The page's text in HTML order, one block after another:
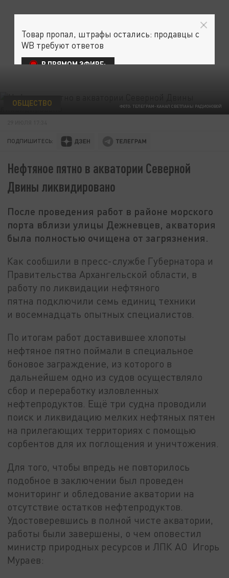
ФОТО: ТЕЛЕГРАМ-КАНАЛ СВЕТЛАНЫ РАДИОНОВОЙ
ОБЩЕСТВО
ПОДПИШИТЕСЬ:
Нефтяное пятно в акватории Северной
Двины ликвидировано
После проведения работ в районе морского
порта вблизи улицы Дежневцев, акватория
была полностью очищена от загрязнения.
Как сообшили в пресс-службе Губернатора и
Правительства Архангельской области, в
работу по ликвидации нефтяного
пятна подключили семь единиц техники
и восемнадцать опытных специалистов.
По итогам работ доставившее хлопоты
нефтяное пятно поймали в специальное
боновое заграждение, из которого в
дальнейшем одно из судов осуществляло
сбор и переработку изловленных
нефтепродуктов. Ещё три судна проводили
поиск и ликвидацию мелких нефтяных пятен
на прилегающих территориях с помощью
сорбентов для их поглощения и уничтожения.
Для того, чтобы впредь не повторилось
подобное в заключении был проведен
мониторинг и обледование акватории на
отсутствие остатков нефтепродуктов.
Удостоверевшись в полной чисте акватории,
работы были завершены, о чем оповестил
министр природных ресурсов и ЛПК АО Игорь
Мураев:
Товар пропал, штрафы остались: продавцы с
WB требуют ответов
В ПРЯМОМ ЭФИРЕ: